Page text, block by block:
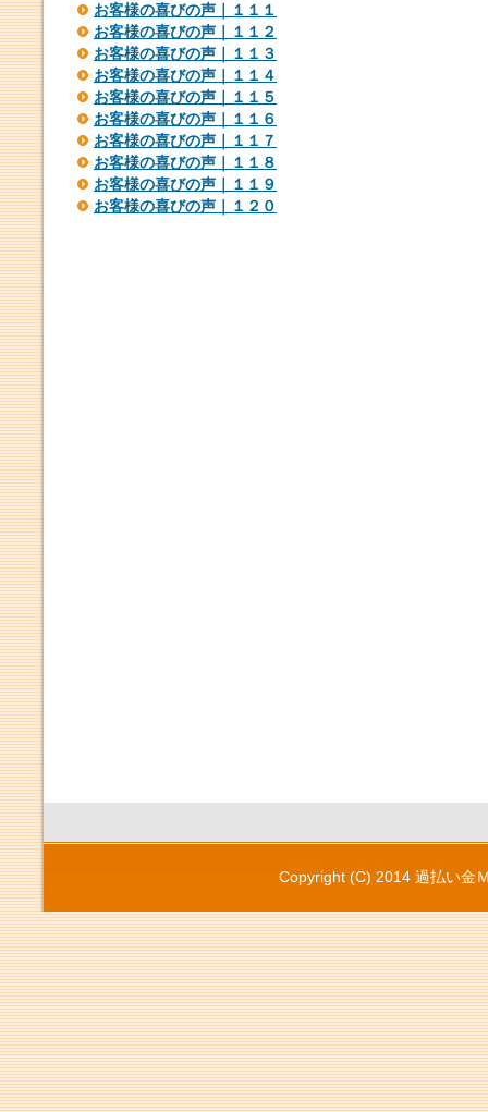
お客様の喜びの声｜１１１
お客様の喜びの声｜１１２
お客様の喜びの声｜１１３
お客様の喜びの声｜１１４
お客様の喜びの声｜１１５
お客様の喜びの声｜１１６
お客様の喜びの声｜１１７
お客様の喜びの声｜１１８
お客様の喜びの声｜１１９
お客様の喜びの声｜１２０
Copyright (C) 2014 過払い金